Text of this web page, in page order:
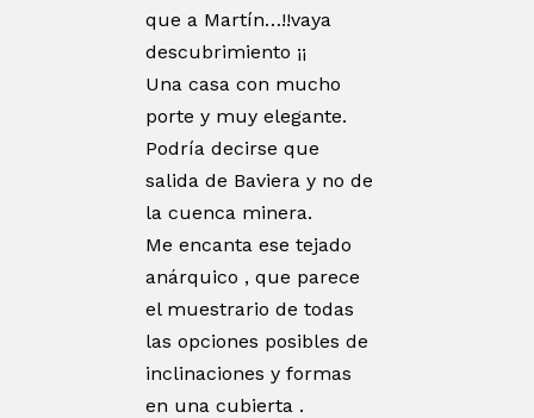
que a Martín…!!vaya
descubrimiento ¡¡
Una casa con mucho
porte y muy elegante.
Podría decirse que
salida de Baviera y no de
la cuenca minera.
Me encanta ese tejado
anárquico , que parece
el muestrario de todas
las opciones posibles de
inclinaciones y formas
en una cubierta .